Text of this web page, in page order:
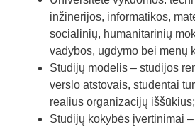
inžinerijos, informatikos,
socialinių, humanitarinių
vadybos, ugdymo bei menų
Studijų modelis – studijos
verslo atstovais, studentai
realius organizacijų iššūkius;
Studijų kokybės įvertinimai